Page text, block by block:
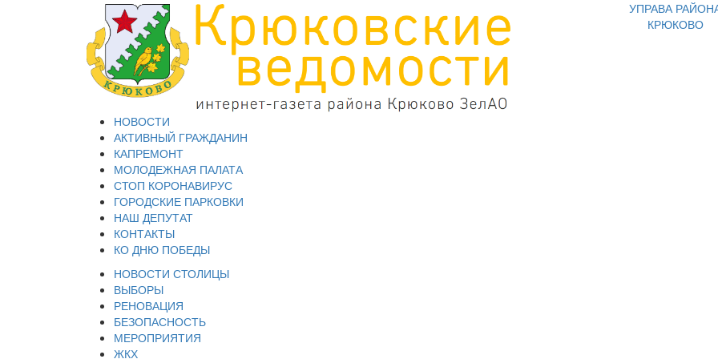
УПРАВА
КРЮКОВО
НОВОСТИ
АКТИВНЫЙ ГРАЖДАНИН
КАПРЕМОНТ
МОЛОДЕЖНАЯ ПАЛАТА
СТОП КОРОНАВИРУС
ГОРОДСКИЕ ПАРКОВКИ
НАШ ДЕПУТАТ
КОНТАКТЫ
КО ДНЮ ПОБЕДЫ
НОВОСТИ СТОЛИЦЫ
ВЫБОРЫ
РЕНОВАЦИЯ
БЕЗОПАСНОСТЬ
МЕРОПРИЯТИЯ
ЖКХ